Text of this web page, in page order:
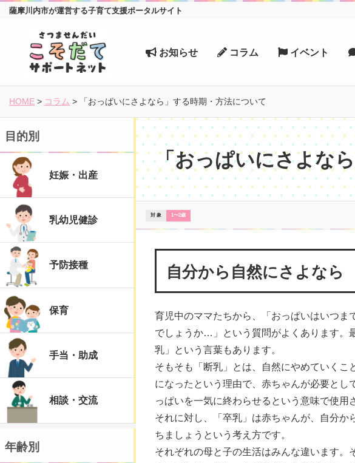
薩摩川内市が運営する子育て支援ポータルサイト
お知らせ コラム イベント
HOME > コラム > 「おっぱいにさよなら」する時期・方法について
「おっぱいにさよな
対 象 1〜2歳
自分から自然にさよなら
育児中のママたちから、「おっぱいはいつま
でしょうか…」という質問がよくあります。
乳」という言葉もあります。
そもそも「断乳」とは、自然にやめていくこ
になったという理由で、赤ちゃんが必要と
っぱいを一気に終わらせるという意味で使用
それに対し、「卒乳」は赤ちゃんが、自分
ちましょうという考え方です。
それぞれの母と子の生活はみんな違います
目的別
妊娠・出産
乳幼児健診
予防接種
保育
手当・助成
相談・交流
年齢別